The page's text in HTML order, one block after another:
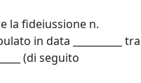
la fideiussione n.
in data __________ tra
(di seguito